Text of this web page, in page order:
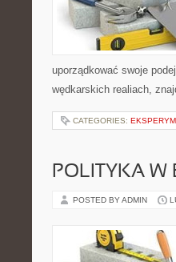
uporządkować swoje
wędkarskich realiach,
CATEGORIES:
POLITYKA W
POSTED BY ADMIN